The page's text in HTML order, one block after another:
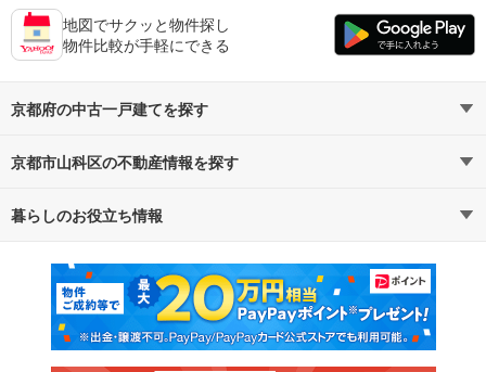
地図でサクッと物件探し
物件比較が手軽にできる
京都府の中古一戸建てを探す
路線・駅から探す
通勤・通学時間から探す
京都市山科区の不動産情報を探す
不動産・住宅
新築マンション 中古マンション
新築一戸建て 中古一戸建て
暮らしのお役立ち情報
マンションカタログ 教えて！住まいの先生